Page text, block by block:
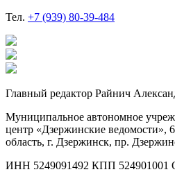
Тел. +7 (939) 80-39-484
Главный редактор Райнич
Муниципальное автономное
центр «Дзержинские ведомости»,
область, г. Дзержинск, пр.
ИНН 5249091492 КПП 524901001